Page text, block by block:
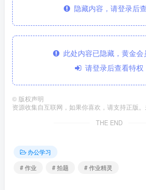
隐藏内容，请登录后
此处内容已隐藏，黄金会
请登录后查看特权
© 版权声明
资源收集自互联网，如果你喜欢，请支持正版。
THE END
办公学习
# 作业
# 拍题 # 作业精灵